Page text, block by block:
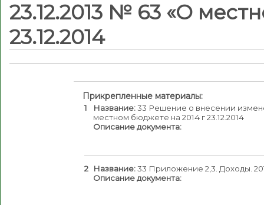
23.12.2013 № 63 «О
23.12.2014
Прикрепленные материалы:
1 Название:33 Решение о внесении
местном бюджете на 2014 г 23.12.2014
Описание документа:
2 Название:33 Приложение 2,3. Доходы.
Описание документа: